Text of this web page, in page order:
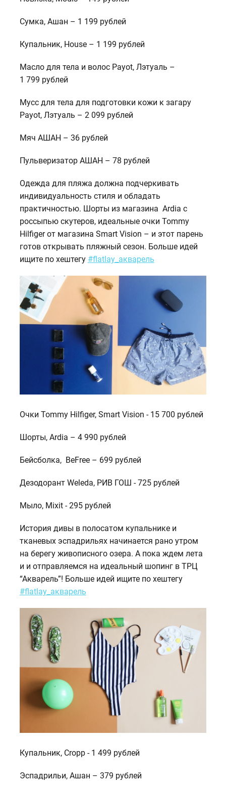
Сумка, Ашан – 1 199 рублей
Купальник, House – 1 199 рублей
Масло для тела и волос Payot, Лэтуаль –
1 799 рублей
Мусс для тела для подготовки кожи к загару
Payot, Лэтуаль – 2 099 рублей
Мяч АШАН – 36 рублей
Пульверизатор АШАН – 78 рублей
Одежда для пляжа должна подчеркивать
индивидуальность стиля и обладать
практичностью. Шорты из магазина Ardia с
россыпью скутеров, идеальные очки Tommy
Hilfiger от магазина Smart Vision – и этот парень
готов открывать пляжный сезон. Больше идей
ищите по хештегу #flatlay_акварель
Очки Tommy Hilfiger, Smart Vision - 15 700 рублей
Шорты, Ardia – 4 990 рублей
Бейсболка, BeFree – 699 рублей
Дезодорант Weleda, РИВ ГОШ - 725 рублей
Мыло, Mixit - 295 рублей
История дивы в полосатом купальнике и
тканевых эспадрильях начинается рано утром
на берегу живописного озера. А пока ждем лета
и и отправляемся на идеальный шопинг в ТРЦ
“Акварель”! Больше идей ищите по хештегу
#flatlay_акварель
Купальник, Cropp - 1 499 рублей
Эспадрильи, Ашан – 379 рублей